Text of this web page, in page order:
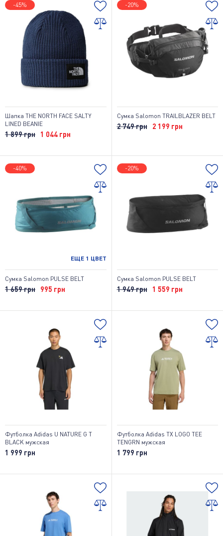
-45%
Шапка THE NORTH FACE SALTY
LINED BEANIE
1 899 грн 1 044 грн
-20%
Сумка Salomon TRAILBLAZER BELT
2 749 грн 2 199 грн
-40%
ЕЩЕ 1 ЦВЕТ
Сумка Salomon PULSE BELT
1 659 грн 995 грн
-20%
Сумка Salomon PULSE BELT
1 949 грн 1 559 грн
Футболка Adidas U NATURE G T
BLACK мужская
1 999 грн
Футболка Adidas TX LOGO TEE
TENGRN мужская
1 799 грн